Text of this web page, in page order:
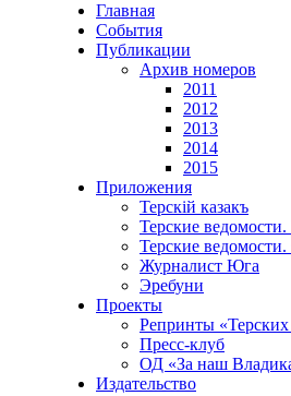
Главная
События
Публикации
Архив номеров
2011
2012
2013
2014
2015
Приложения
Терскiй казакъ
Терские
Терские
Журналист Юга
Эребуни
Проекты
Репринты «Терских
Пресс-клуб
ОД «За наш
Издательство